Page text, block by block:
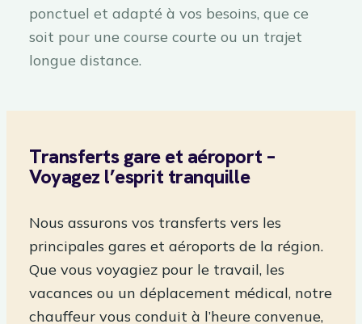
ponctuel et adapté à vos besoins, que ce
soit pour une course courte ou un trajet
longue distance.
Transferts gare et aéroport –
Voyagez l’esprit tranquille
Nous assurons vos transferts vers les
principales gares et aéroports de la région.
Que vous voyagiez pour le travail, les
vacances ou un déplacement médical, notre
chauffeur vous conduit à l’heure convenue,